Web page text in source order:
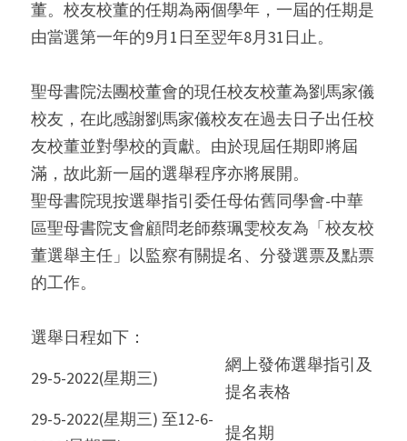
董。校友校董的任期為兩個學年，一屆的任期是
由當選第一年的9月1日至翌年8月31日止。
聖母書院法團校董會的現任校友校董為劉馬家儀
校友，在此感謝劉馬家儀校友在過去日子出任校
友校董並對學校的貢獻。由於現屆任期即將屆
滿，故此新一屆的選舉程序亦將展開。
聖母書院現按選舉指引委任母佑舊同學會-中華
區聖母書院支會顧問老師蔡珮雯校友為「校友校
董選舉主任」以監察有關提名、分發選票及點票
的工作。
選舉日程如下：
29-5-2022(星期三)
網上發佈選舉指引及
提名表格
29-5-2022(星期三) 至12-6-
提名期